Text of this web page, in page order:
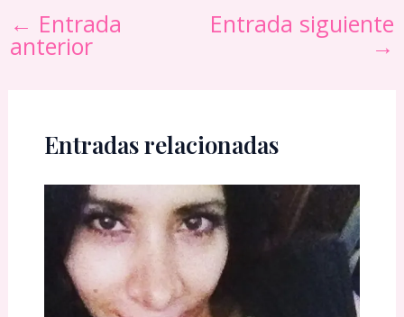
← Entrada
anterior
Entrada siguiente
→
Entradas relacionadas